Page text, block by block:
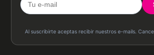
Al suscribirte aceptas recibir nuestros e-mails.